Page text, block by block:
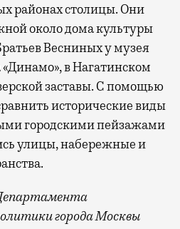
районах столицы. Они
около дома культуры
Весниных у музея
в Нагатинском
заставы. С помощью
исторические виды
городскими пейзажами
улицы, набережные и
города Москвы